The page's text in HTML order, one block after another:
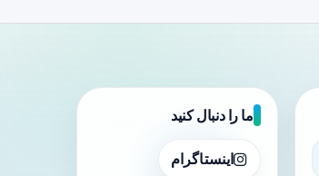
ما را دنبال کنید
اینستاگرام